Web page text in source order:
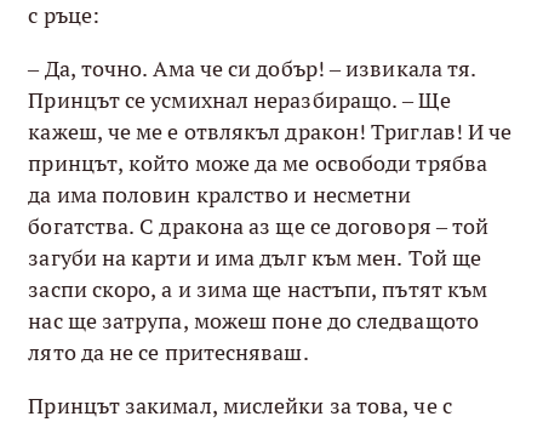
с ръце:
– Да, точно. Ама че си добър! – извикала тя.
Принцът се усмихнал неразбиращо. – Ще
кажеш, че ме е отвлякъл дракон! Триглав! И че
принцът, който може да ме освободи трябва
да има половин кралство и несметни
богатства. С дракона аз ще се договоря – той
загуби на карти и има дълг към мен. Той ще
заспи скоро, а и зима ще настъпи, пътят към
нас ще затрупа, можеш поне до следващото
лято да не се притесняваш.
Принцът закимал, мислейки за това, че с